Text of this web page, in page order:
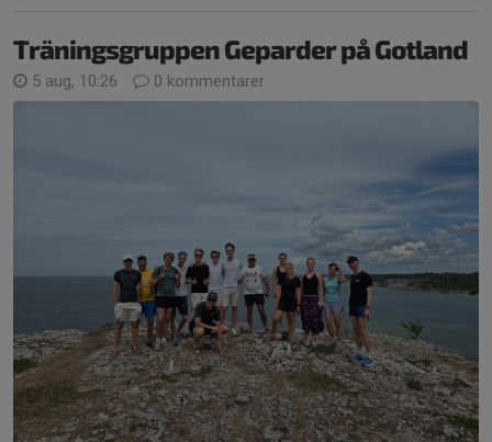
Träningsgruppen Geparder på Gotland
5 aug, 10:26 0 kommentarer